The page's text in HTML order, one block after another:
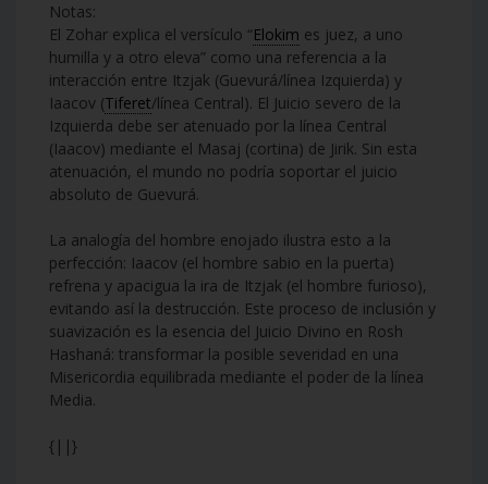
Notas:
El Zohar explica el versículo “Elokim es juez, a uno
humilla y a otro eleva” como una referencia a la
interacción entre Itzjak (Guevurá/línea Izquierda) y
Iaacov (Tiferet/línea Central). El Juicio severo de la
Izquierda debe ser atenuado por la línea Central
(Iaacov) mediante el Masaj (cortina) de Jirik. Sin esta
atenuación, el mundo no podría soportar el juicio
absoluto de Guevurá.
La analogía del hombre enojado ilustra esto a la
perfección: Iaacov (el hombre sabio en la puerta)
refrena y apacigua la ira de Itzjak (el hombre furioso),
evitando así la destrucción. Este proceso de inclusión y
suavización es la esencia del Juicio Divino en Rosh
Hashaná: transformar la posible severidad en una
Misericordia equilibrada mediante el poder de la línea
Media.
{||}